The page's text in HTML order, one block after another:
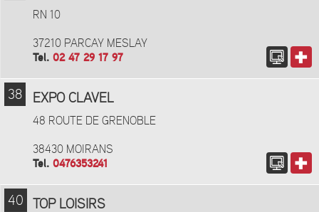
RN 10
37210 PARCAY MESLAY
Tel. 02 47 29 17 97
38 EXPO CLAVEL
48 ROUTE DE GRENOBLE
38430 MOIRANS
Tel. 0476353241
40 TOP LOISIRS